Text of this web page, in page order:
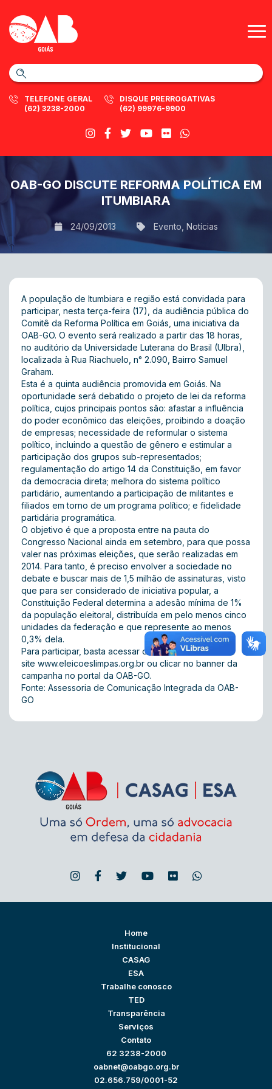
TELEFONE GERAL
(62) 3238-2000
DISQUE PRERROGATIVAS
(62) 99976-9900
OAB-GO DISCUTE REFORMA POLÍTICA EM
ITUMBIARA
24/09/2013 Evento Notícias
A população de Itumbiara e região está convidada para
participar, nesta terça-feira (17), da audiência pública do
Comitê da Reforma Política em Goiás, uma iniciativa da
OAB-GO. O evento será realizado a partir das 18 horas,
no auditório da Universidade Luterana do Brasil (Ulbra),
localizada à Rua Riachuelo, n° 2.090, Bairro Samuel
Graham.
Esta é a quinta audiência promovida em Goiás. Na
oportunidade será debatido o projeto de lei da reforma
política, cujos principais pontos são: afastar a influência
do poder econômico das eleições, proibindo a doação
de empresas; necessidade de reformular o sistema
político, incluindo a questão de gênero e estimular a
participação dos grupos sub-representados;
regulamentação do artigo 14 da Constituição, em favor
da democracia direta; melhora do sistema político
partidário, aumentando a participação de militantes e
filiados em torno de um programa político; e fidelidade
partidária programática.
O objetivo é que a proposta entre na pauta do
Congresso Nacional ainda em setembro, para que possa
valer nas próximas eleições, que serão realizadas em
2014. Para tanto, é preciso envolver a sociedade no
debate e buscar mais de 1,5 milhão de assinaturas, visto
que para ser considerado de iniciativa popular, a
Constituição Federal determina a adesão mínima de 1%
da população eleitoral, distribuída em pelo menos cinco
unidades da federação e que represente ao menos
0,3% dela.
Para participar, basta acessar o
site www.eleicoeslimpas.org.br ou clicar no banner da
campanha no portal da OAB-GO.
Fonte: Assessoria de Comunicação Integrada da OAB-
GO
Home
Institucional
CASAG
ESA
Trabalhe conosco
TED
Transparência
Serviços
Contato
62 3238-2000
oabnet@oabgo.org.br
02.656.759/0001-52